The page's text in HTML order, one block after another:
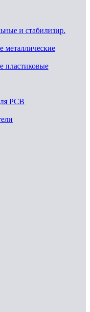
и стабилизир.
металлические
пластиковые
PCB